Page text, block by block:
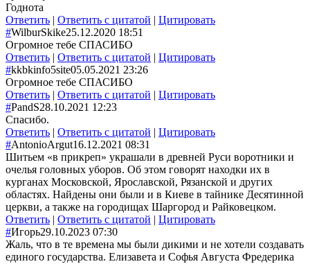
Годнота
Ответить | Ответить с цитатой | Цитировать
#WilburSkike25.12.2020 18:51
Огромное тебе СПАСИБО
Ответить | Ответить с цитатой | Цитировать
#kkbkinfo5site05.05.2021 23:26
Огромное тебе СПАСИБО
Ответить | Ответить с цитатой | Цитировать
#PandS28.10.2021 12:23
Спасибо.
Ответить | Ответить с цитатой | Цитировать
#AntonioArgut16.12.2021 08:31
Шитьем «в прикреп» украшали в древней Руси воротники и
очелья головных уборов. Об этом говорят находки их в
курганах Московской, Ярославской, Рязанской и других
областях. Найдены они были и в Киеве в тайнике Десятинной
церкви, а также на городищах Шаргород и Райковецком.
Ответить | Ответить с цитатой | Цитировать
#Игорь29.10.2023 07:30
Жаль, что в те времена мы были дикими и не хотели создавать
единого государства. Елизавета и Софья Августа Фредерика